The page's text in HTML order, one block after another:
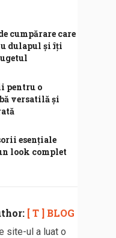
cumpărare care
dulapul și îți
pentru o
versatilă și
esențiale
look complet
[ T ] BLOG
site-ul a luat o